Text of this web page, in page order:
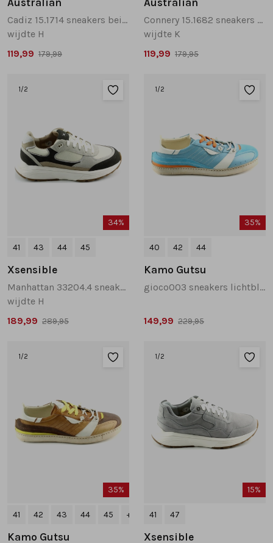
Australian
Cadiz 15.1714 sneakers beige multi
wijdte H
119,99 179,99
Australian
Connery 15.1682 sneakers beige multi
wijdte K
119,99 179,95
1 /2
34%
41 43 44 45
Xsensible
Manhattan 33204.4 sneakers grijs multi
wijdte H
189,99 289,95
1 /2
35%
40 42 44
Kamo Gutsu
gioco003 sneakers lichtblauw
149,99 229,95
1 /2
35%
41 42 43 44 45 +1
Kamo Gutsu
1 /2
15%
41 47
Xsensible